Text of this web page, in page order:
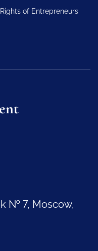
of Entrepreneurs
№ 7, Moscow,